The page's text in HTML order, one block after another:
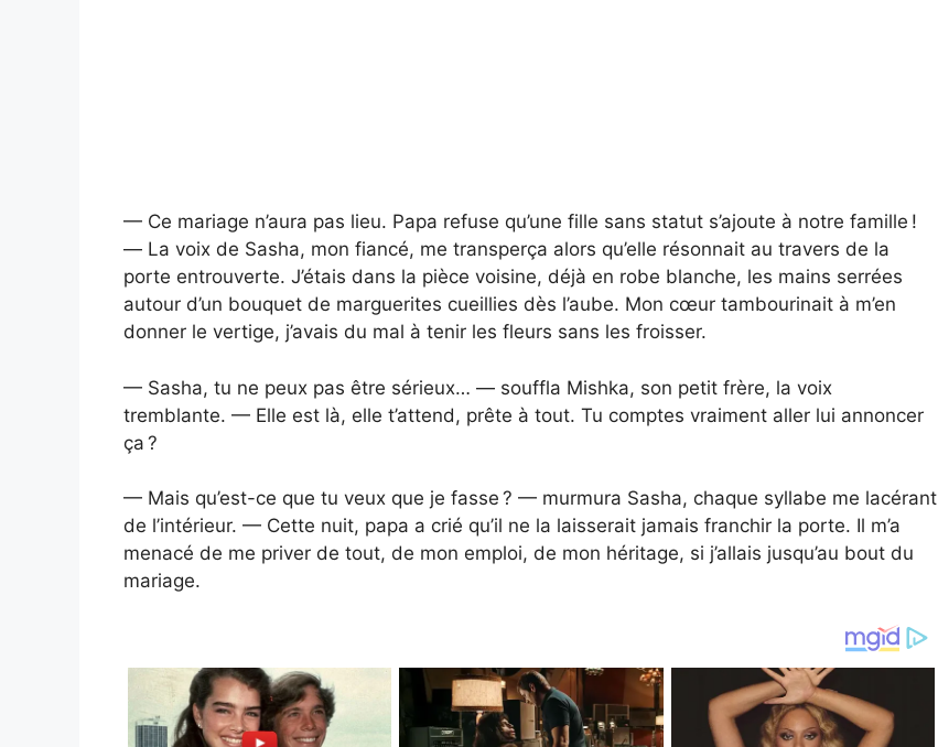
— Ce mariage n’aura pas lieu. Papa refuse qu’une fille sans statut s’ajoute à notre famille !
— La voix de Sasha, mon fiancé, me transperça alors qu’elle résonnait au travers de la
porte entrouverte. J’étais dans la pièce voisine, déjà en robe blanche, les mains serrées
autour d’un bouquet de marguerites cueillies dès l’aube. Mon cœur tambourinait à m’en
donner le vertige, j’avais du mal à tenir les fleurs sans les froisser.
— Sasha, tu ne peux pas être sérieux… — souffla Mishka, son petit frère, la voix
tremblante. — Elle est là, elle t’attend, prête à tout. Tu comptes vraiment aller lui annoncer
ça ?
— Mais qu’est-ce que tu veux que je fasse ? — murmura Sasha, chaque syllabe me lacérant
de l’intérieur. — Cette nuit, papa a crié qu’il ne la laisserait jamais franchir la porte. Il m’a
menacé de me priver de tout, de mon emploi, de mon héritage, si j’allais jusqu’au bout du
mariage.